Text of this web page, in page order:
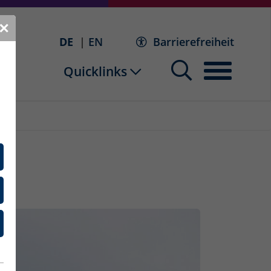
DE EN Barrierefreiheit
Quicklinks